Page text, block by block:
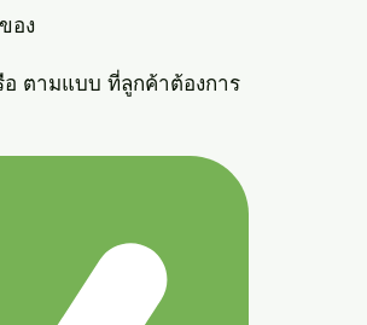
อง
ตามแบบ ที่ลูกค้าต้องการ